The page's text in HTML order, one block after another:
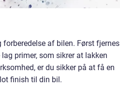
af bilen. Først fjernes
primer, som sikrer at lakken
er du sikker på at få en
finish til din bil.